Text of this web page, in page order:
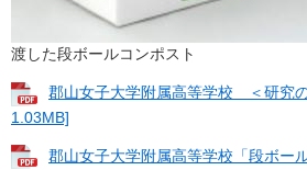
渡した段ボールコンポスト
郡山女子大学附属高等学校 ＜研究
1.03MB]
郡山女子大学附属高等学校「段ボー